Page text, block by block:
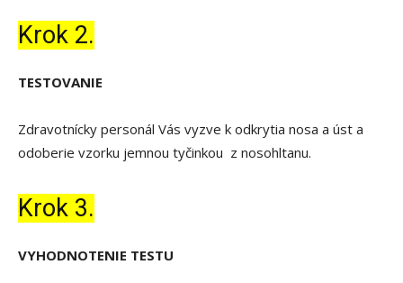
Krok 2.
TESTOVANIE
Zdravotnícky personál Vás vyzve k odkrytia nosa a úst a
odoberie vzorku jemnou tyčinkou z nosohltanu.
Krok 3.
VYHODNOTENIE TESTU